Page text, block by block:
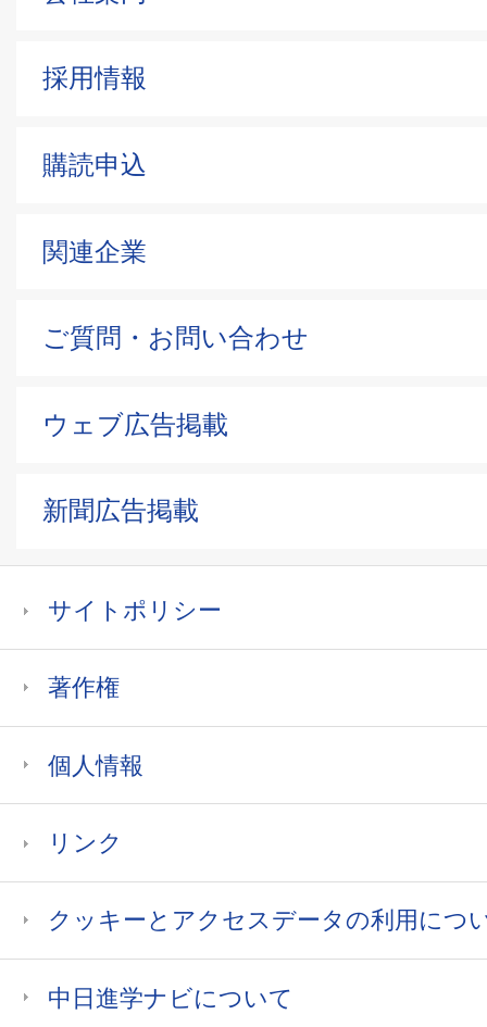
採用情報
購読申込
関連企業
ご質問・お問い合わせ
ウェブ広告掲載
新聞広告掲載
サイトポリシー
著作権
個人情報
リンク
クッキーとアクセスデータの利用につ
中日進学ナビについて